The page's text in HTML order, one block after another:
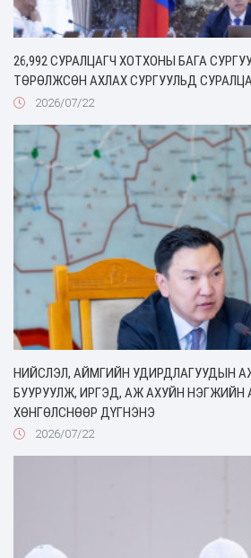
26,992 СУРАЛЦАГЧ ХОТХОНЫ БАГА
ТӨРӨЛЖСӨН АХЛАХ СУРГУУЛЬД
2026/07/22
НИЙСЛЭЛ, АЙМГИЙН УДИРДЛАГУУДЫН
БУУРУУЛЖ, ИРГЭД, АЖ АХУЙН НЭГЖИЙН
ХӨНГӨЛСНӨӨР ДҮГНЭНЭ
2026/07/22